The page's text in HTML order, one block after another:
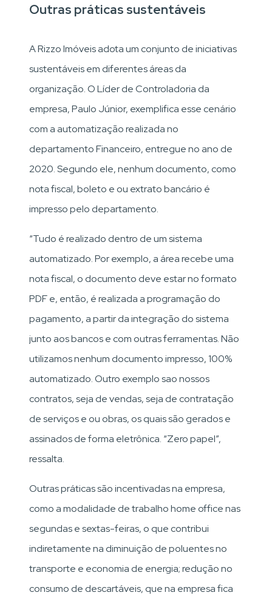
Outras práticas sustentáveis
A Rizzo Imóveis adota um conjunto de iniciativas
sustentáveis em diferentes áreas da
organização. O Líder de Controladoria da
empresa, Paulo Júnior, exemplifica esse cenário
com a automatização realizada no
departamento Financeiro, entregue no ano de
2020. Segundo ele, nenhum documento, como
nota fiscal, boleto e ou extrato bancário é
impresso pelo departamento.
“Tudo é realizado dentro de um sistema
automatizado. Por exemplo, a área recebe uma
nota fiscal, o documento deve estar no formato
PDF e, então, é realizada a programação do
pagamento, a partir da integração do sistema
junto aos bancos e com outras ferramentas. Não
utilizamos nenhum documento impresso, 100%
automatizado. Outro exemplo sao nossos
contratos, seja de vendas, seja de contratação
de serviços e ou obras, os quais são gerados e
assinados de forma eletrônica. “Zero papel”,
ressalta.
Outras práticas são incentivadas na empresa,
como a modalidade de trabalho home office nas
segundas e sextas-feiras, o que contribui
indiretamente na diminuição de poluentes no
transporte e economia de energia; redução no
consumo de descartáveis, que na empresa fica